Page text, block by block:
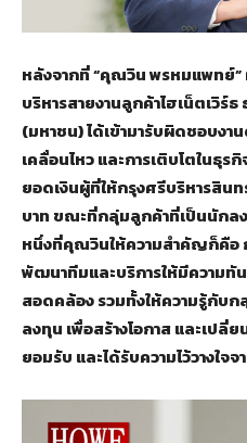
หลังจากที่ “คุณวิน พรหมแพทย์
บริหารสายงานลูกค้าไฮเน็ตเวิร์
(มหาชน) ได้เข้ามารับผิดชอบงาน
เคลื่อนไหว และการเติบโตในธุ
ยอดเงินผู้ที่ให้กรุงศรีบริหารสิน
บาท ขณะที่กลุ่มลูกค้าที่เป็นนักล
หนึ่งที่คุณวินให้ความสำคัญก็คือ
พัฒนาทีมและบริการให้มีความทั
สอดคล้อง รวมทั้งให้ความรู้กับ
ลงทุน เพื่อสร้างโอกาส และเป
ยอมรับ และได้รับความไว้วางใจ